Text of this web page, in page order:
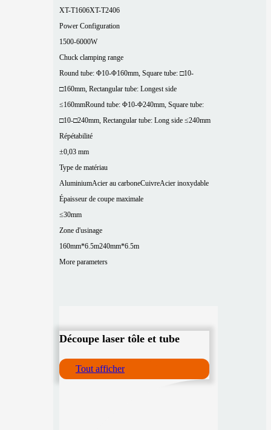
XT-T1606XT-T2406
Power Configuration
1500-6000W
Chuck clamping range
Round tube: Φ10-Φ160mm, Square tube: □10-
□160mm, Rectangular tube: Longest side
≤160mmRound tube: Φ10-Φ240mm, Square tube:
□10-□240mm, Rectangular tube: Long side ≤240mm
Répétabilité
±0,03 mm
Type de matériau
AluminiumAcier au carboneCuivreAcier inoxydable
Épaisseur de coupe maximale
≤30mm
Zone d'usinage
160mm*6.5m240mm*6.5m
More parameters
Découpe laser tôle et tube
Tout afficher